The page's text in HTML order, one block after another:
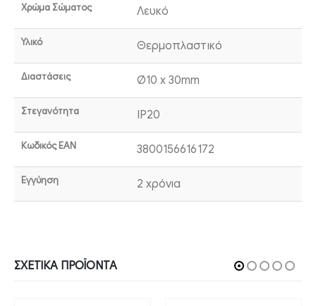
Χρώμα Σώματος Λευκό
Υλικό Θερμοπλαστικό
Διαστάσεις Ø10 x 30mm
Στεγανότητα IP20
Κωδικός EAN 3800156616172
Εγγύηση 2 χρόνια
ΣΧΕΤΙΚΆ ΠΡΟΪΌΝΤΑ